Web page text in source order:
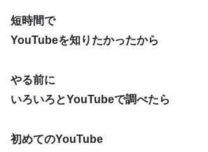
短時間で
YouTubeを知りたかったから
やる前に
いろいろとYouTubeで調べたら
初めてのYouTube